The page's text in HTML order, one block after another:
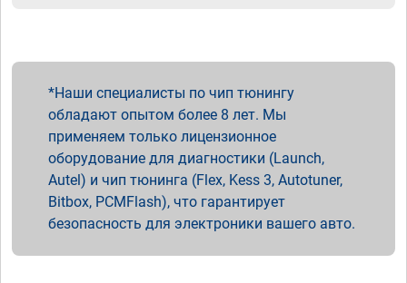
Наши специалисты по чип тюнингу
обладают опытом более 8 лет. Мы
применяем только лицензионное
оборудование для диагностики (Launch,
Autel) и чип тюнинга (Flex, Kess 3, Autotuner,
Bitbox, PCMFlash), что гарантирует
безопасность для электроники вашего авто.